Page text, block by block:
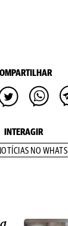
INTERAGIR
NO WHATS